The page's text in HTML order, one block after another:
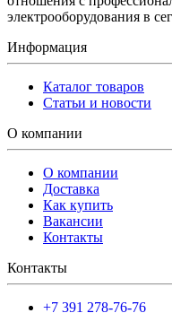
электрооборудования в
Информация
Каталог товаров
Статьи и новости
О компании
О компании
Доставка
Как купить
Вакансии
Контакты
Контакты
+7 391 278-76-76